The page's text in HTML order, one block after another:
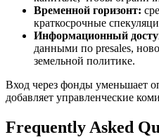
Временной горизонт:
краткосрочные
Информационный
данными по presales,
земельной политике.
Вход через фонды уменьшает
добавляет управленческие
Frequently Asked